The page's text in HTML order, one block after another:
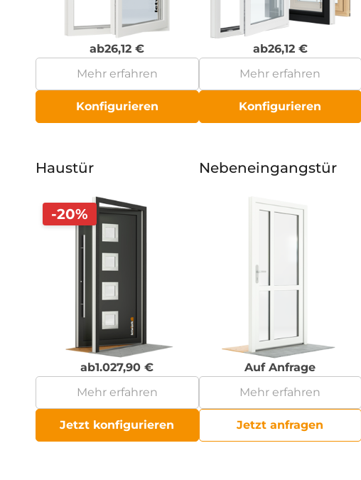
ab26,12€
Mehr erfahren
Konfigurieren
ab26,12 €
Mehr erfahren
Konfigurieren
Haustür
-20%
ab1.027,90€
Mehr erfahren
Jetzt konfigurieren
Nebeneingangstür
Auf Anfrage
Mehr erfahren
Jetzt anfragen